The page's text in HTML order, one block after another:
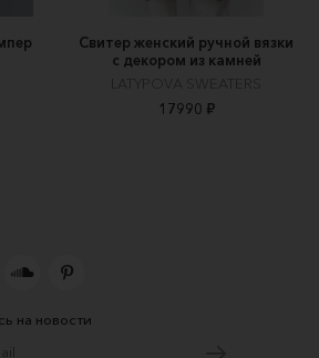
Свитер женский ручной вязки
с декором из камней
LATYPOVA SWEATERS
17990 ₽
на новости